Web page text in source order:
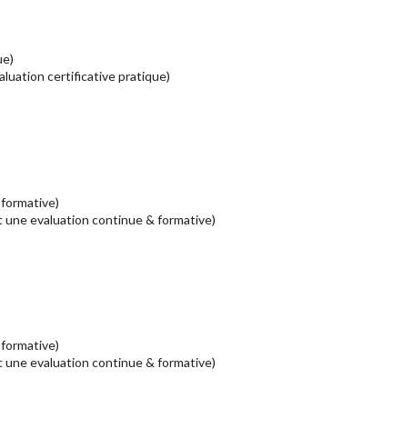
certificative pratique)
evaluation continue & formative)
evaluation continue & formative)